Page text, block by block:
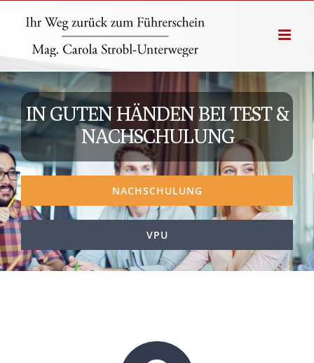
springen
IN GUTEN HÄNDEN BEI TEST &
NACHSCHULUNG
NACHSCHULUNG
VPU